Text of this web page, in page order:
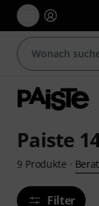
Paiste
9 Produkte ·
Filter